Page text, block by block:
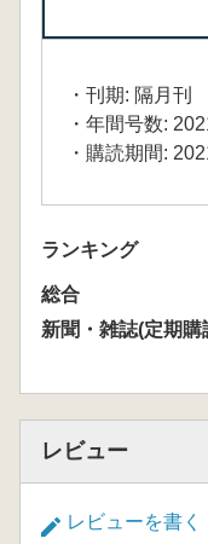
・刊期: 隔月刊
・年間号数:
・購読期間:
ランキング
総合
新聞・雑誌(定期購
レビュー
レビューを書く